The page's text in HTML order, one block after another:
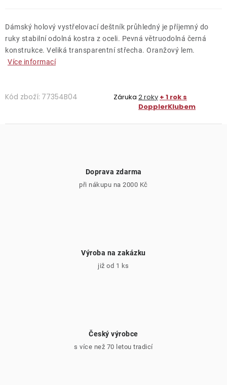
Dámský holový vystřelovací deštník průhledný je příjemný do
ruky stabilní odolná kostra z oceli. Pevná větruodolná černá
konstrukce. Veliká transparentní střecha. Oranžový lem.
Více informací
Kód zboží: 77354B04 Záruka 2 roky + 1 rok s
DopplerKlubem
Doprava zdarma
při nákupu na 2000 Kč
Výroba na zakázku
již od 1 ks
Český výrobce
s více než 70 letou tradicí